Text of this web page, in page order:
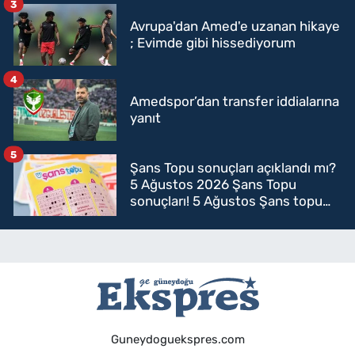
Avrupa'dan Amed'e uzanan hikaye
; Evimde gibi hissediyorum
3
Amedspor’dan transfer iddialarına
yanıt
4
Şans Topu sonuçları açıklandı mı?
5 Ağustos 2026 Şans Topu
sonuçları! 5 Ağustos Şans topu
5
Guneydoguekspres.com